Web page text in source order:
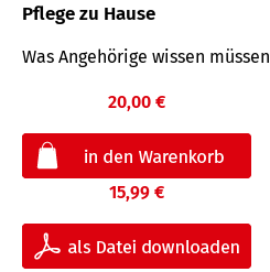
Pflege zu Hause
Was Angehörige wissen müssen
20,00 €
15,99 €